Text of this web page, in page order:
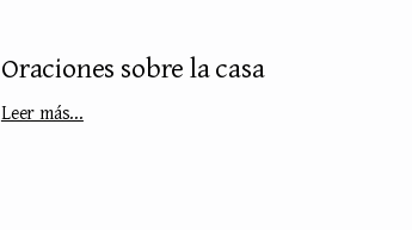
Oraciones sobre la casa
Leer más...